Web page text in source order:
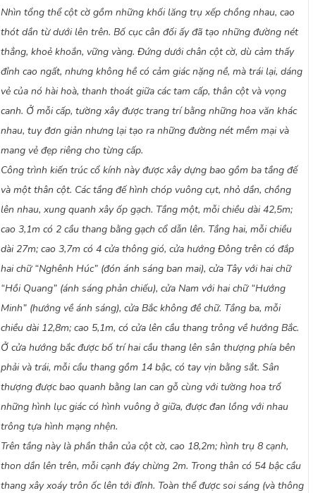
đồng tiền được phát hành đầu tiên của
Đến ngày 10–10–1954, Hà Nội tưng
– ngày Thủ đô Hà Nội hoàn toàn được
chờ đón giây phút lịch sử: Lễ thượng cờ
Đúng 15 giờ, khi còi Nhà hát Thành phố
ca, cờ Tổ quốc – lá cờ đỏ sao vàng
hành. Lần đầu tiên sau 9 năm kháng
quốc lại tung bay hiên ngang trên bầu
Giờ đây, Cột cờ Hà Nội là một điểm du
trình khám phá lịch sử đất Hà Thành.
di tích Cột cờ – Bảo tàng Lịch sử Quân
2.000 du khách đến tham quan cụm di
Việt Nam và Cột cờ Hà Nội) này. Điểm
trong tuần, trừ thứ Hai và thứ Năm
Hơn 60 năm qua, gắn trên đỉnh Cột cờ
cánh tung bay trên nền trời của Thủ đô,
là niềm tự hào của dân tộc, đất nước
Được khởi công xây dựng từ năm 1805
cờ Hà Nội là một trong những công
Hà Nội thời bấy giờ. Đến nay, cột cờ Hà
hùng thiêng của Thủ đô, mà còn là một
qua của Hà Thành. Năm 1989, cột cờ
sử và thu hút được nhiều du khách tới
Lan Khanh (tổng hợp)
Câu hỏi: Văn bản trên giới thiệu về
nào?
Nhìn tổng thể cột cờ gồm những khối lăng trụ xếp chồng nhau, cao
thót dần từ dưới lên trên. Bố cục cân đối ấy đã tạo những đường nét
thẳng, khoẻ khoắn, vững vàng. Đứng dưới chân cột cờ, dù cảm thấy
đỉnh cao ngất, nhưng không hề có cảm giác nặng nề, mà trái lại, dáng
vẻ của nó hài hoà, thanh thoát giữa các tam cấp, thân cột và vọng
canh. Ở mỗi cấp, tường xây được trang trí bằng những hoa văn khác
nhau, tuy đơn giản nhưng lại tạo ra những đường nét mềm mại và
mang vẻ đẹp riêng cho từng cấp.
Công trình kiến trúc cổ kính này được xây dựng bao gồm ba tầng đế
và một thân cột. Các tầng đế hình chóp vuông cụt, nhỏ dần, chồng
lên nhau, xung quanh xây ốp gạch. Tầng một, mỗi chiều dài 42,5m;
cao 3,1m có 2 cầu thang bằng gạch cổ dẫn lên. Tầng hai, mỗi chiều
dài 27m; cao 3,7m có 4 cửa thông gió, cửa hướng Đông trên có đắp
hai chữ “Nghênh Húc” (đón ánh sáng ban mai), cửa Tây với hai chữ
“Hồi Quang” (ánh sáng phản chiếu), cửa Nam với hai chữ “Hướng
Minh” (hướng về ánh sáng), cửa Bắc không đề chữ. Tầng ba, mỗi
chiều dài 12,8m; cao 5,1m, có cửa lên cầu thang trông về hướng Bắc.
Ở cửa hướng bắc được bố trí hai cầu thang lên sân thượng phía bên
phải và trái, mỗi cầu thang gồm 14 bậc, có tay vịn bằng sắt. Sân
thượng được bao quanh bằng lan can gỗ cùng với tường hoa trổ
những hình lục giác có hình vuông ở giữa, được đan lồng với nhau
trông tựa hình mạng nhện.
Trên tầng này là phần thân của cột cờ, cao 18,2m; hình trụ 8 cạnh,
thon dần lên trên, mỗi cạnh đáy chừng 2m. Trong thân có 54 bậc cầu
thang xây xoáy trôn ốc lên tới đỉnh. Toàn thể được soi sáng (và thông